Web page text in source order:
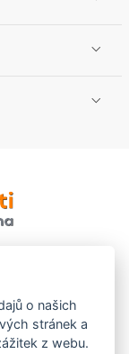
o našich
stránek a
z webu.